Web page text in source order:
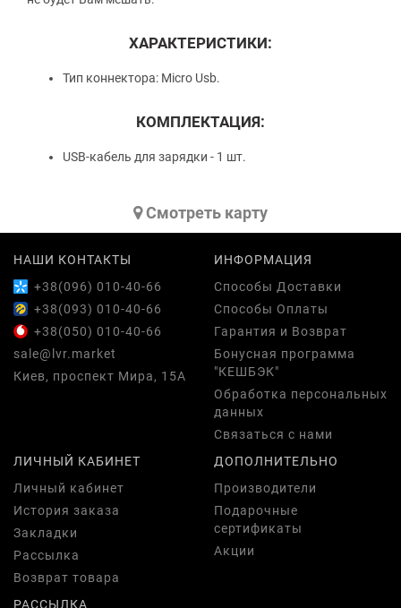
ХАРАКТЕРИСТИКИ:
Тип коннектора: Micro Usb.
КОМПЛЕКТАЦИЯ:
USB-кабель для зарядки - 1 шт.
Cмотреть карту
НАШИ КОНТАКТЫ
+38(096) 010-40-66
+38(093) 010-40-66
+38(050) 010-40-66
sale@lvr.market
Киев, проспект Мира, 15А
ИНФОРМАЦИЯ
Способы Доставки
Способы Оплаты
Гарантия и Возврат
Бонусная программа
"КЕШБЭК"
Обработка персональных
данных
Связаться с нами
ЛИЧНЫЙ КАБИНЕТ
Личный кабинет
История заказа
Закладки
Рассылка
Возврат товара
ДОПОЛНИТЕЛЬНО
Производители
Подарочные
сертификаты
Акции
РАССЫЛКА